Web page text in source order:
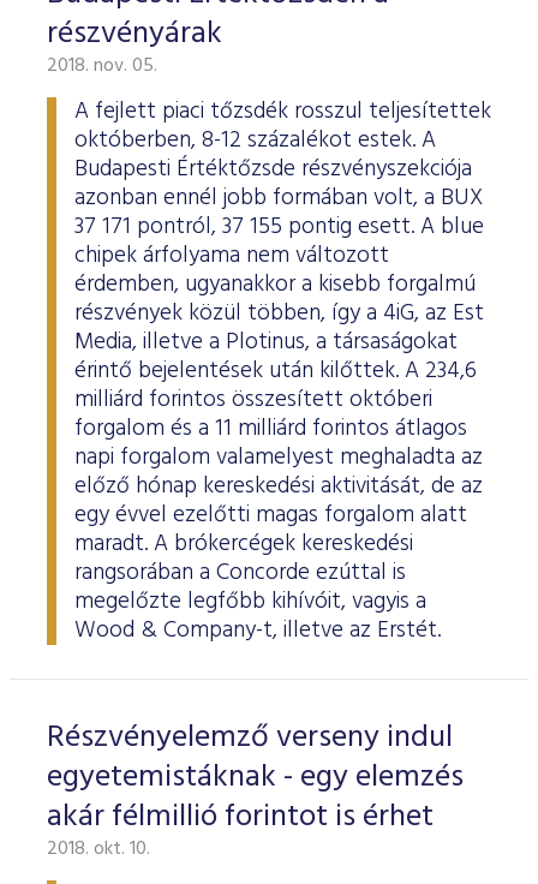
részvényárak
2018. nov. 05.
A fejlett piaci tőzsdék rosszul teljesítettek
októberben, 8-12 százalékot estek. A
Budapesti Értéktőzsde részvényszekciója
azonban ennél jobb formában volt, a BUX
37 171 pontról, 37 155 pontig esett. A blue
chipek árfolyama nem változott
érdemben, ugyanakkor a kisebb forgalmú
részvények közül többen, így a 4iG, az Est
Media, illetve a Plotinus, a társaságokat
érintő bejelentések után kilőttek. A 234,6
milliárd forintos összesített októberi
forgalom és a 11 milliárd forintos átlagos
napi forgalom valamelyest meghaladta az
előző hónap kereskedési aktivitását, de az
egy évvel ezelőtti magas forgalom alatt
maradt. A brókercégek kereskedési
rangsorában a Concorde ezúttal is
megelőzte legfőbb kihívóit, vagyis a
Wood & Company-t, illetve az Erstét.
Részvényelemző verseny indul
egyetemistáknak - egy elemzés
akár félmillió forintot is érhet
2018. okt. 10.